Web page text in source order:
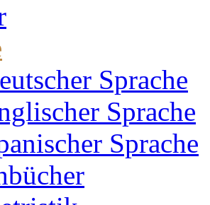
Sprache
Sprache
Sprache